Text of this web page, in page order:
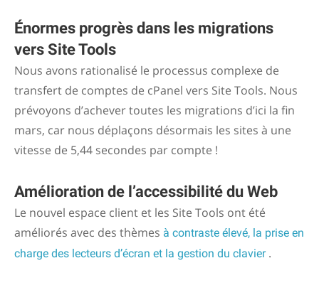
Énormes progrès dans les migrations
vers Site Tools
Nous avons rationalisé le processus complexe de
transfert de comptes de cPanel vers Site Tools. Nous
prévoyons d’achever toutes les migrations d’ici la fin
mars, car nous déplaçons désormais les sites à une
vitesse de 5,44 secondes par compte !
Amélioration de l’accessibilité du Web
Le nouvel espace client et les Site Tools ont été
améliorés avec des thèmes à contraste élevé, la prise en
charge des lecteurs d’écran et la gestion du clavier .